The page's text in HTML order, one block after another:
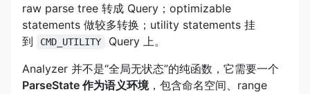
raw parse tree 转成 Query；optimizable
statements 做较多转换；utility statements 挂
到
CMD_UTILITY
Query 上。
Analyzer 并不是“全局无状态”的纯函数，它需要一个
ParseState 作为语义环境，包含命名空间、range